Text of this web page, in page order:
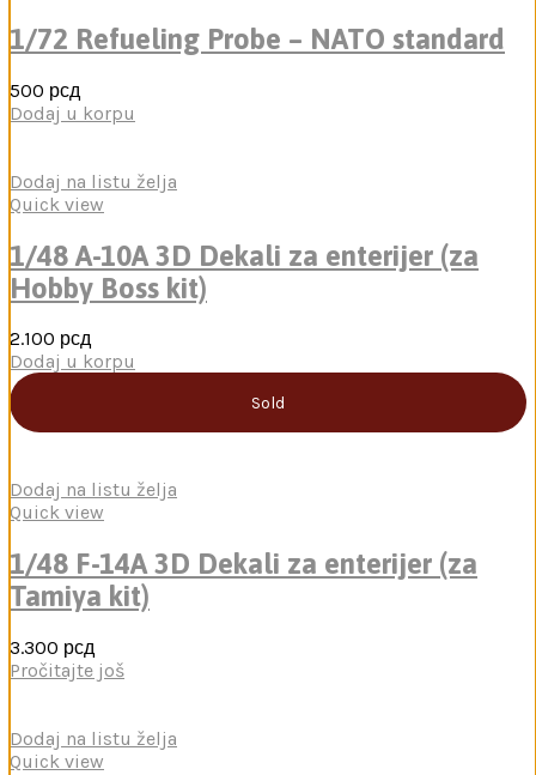
1/72 Refueling Probe – NATO standard
500 рсд
Dodaj u korpu
Dodaj na listu želja
Quick view
1/48 A-10A 3D Dekali za enterijer (za
Hobby Boss kit)
2.100 рсд
Dodaj u korpu
Sold
Dodaj na listu želja
Quick view
1/48 F-14A 3D Dekali za enterijer (za
Tamiya kit)
3.300 рсд
Pročitajte još
Dodaj na listu želja
Quick view